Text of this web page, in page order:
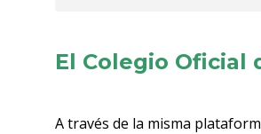
El Colegio Oficial
A través de la misma